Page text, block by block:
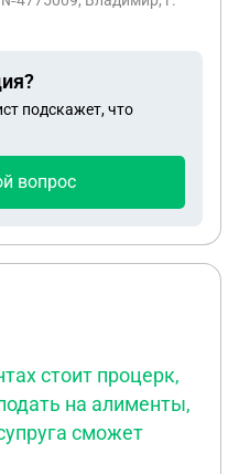
подскажет, что
вопрос
стоит процерк,
на алименты,
сможет